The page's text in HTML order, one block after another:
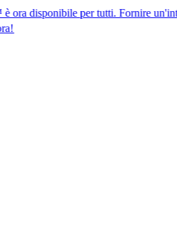
per tutti. Fornire un'intelligenza